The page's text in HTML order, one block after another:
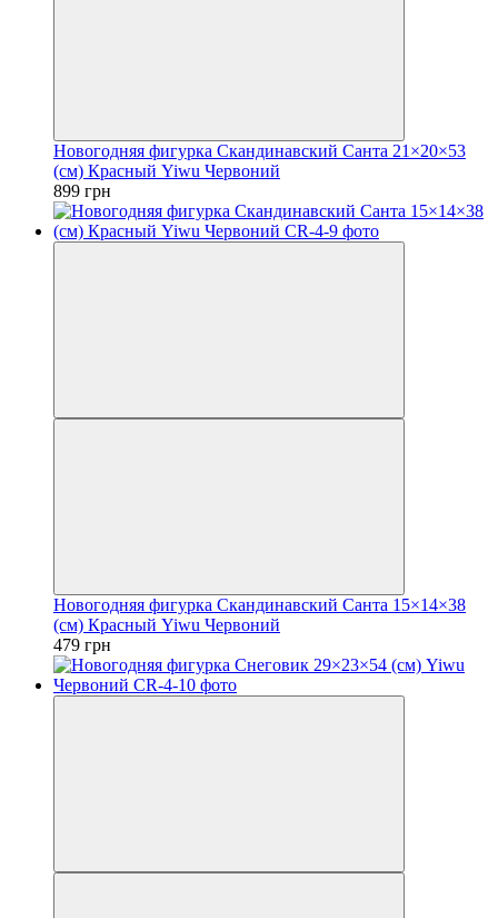
Новогодняя фигурка Скандинавский Санта 21×20×53
(см) Красный Yiwu Червоний
899 грн
Новогодняя фигурка Скандинавский Санта 15×14×38
(см) Красный Yiwu Червоний
479 грн